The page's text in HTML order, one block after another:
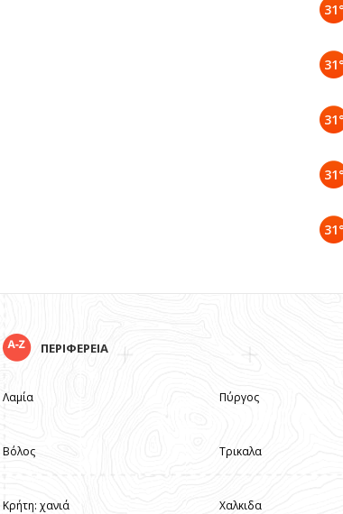
31°
31°
31°
31°
31°
ΠΕΡΙΦΕΡΕΙΑ
Λαμία
Βόλος
Κρήτη: χανιά
Πύργος
Τρικαλα
Χαλκιδα